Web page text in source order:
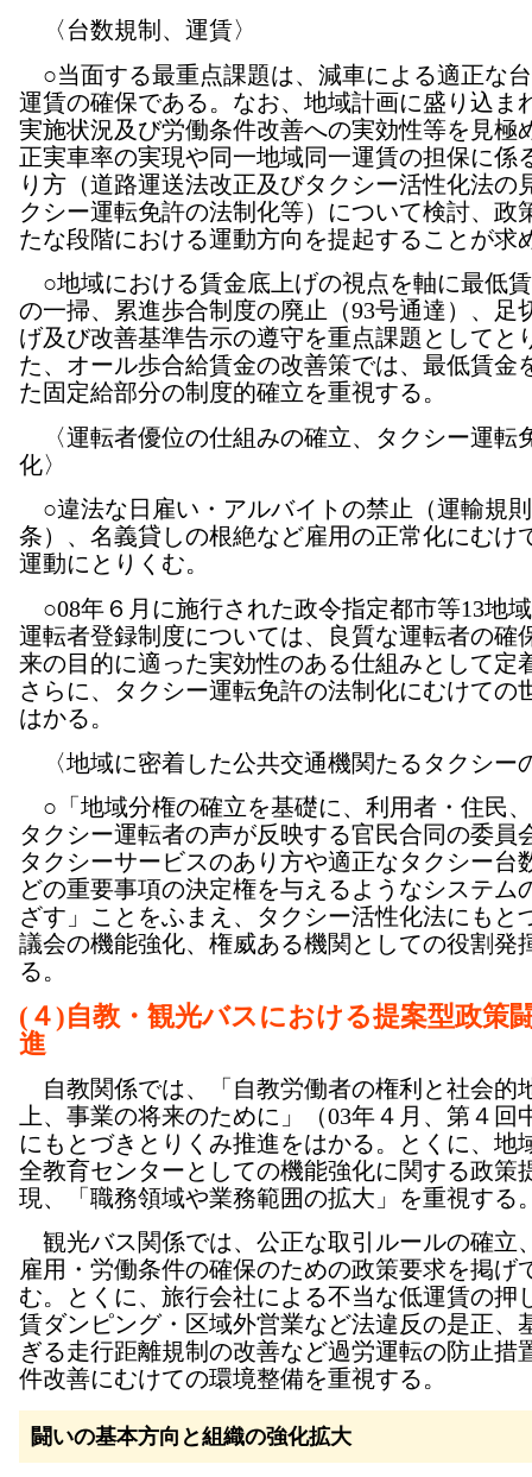
〈台数規制、運賃〉
○当面する最重点課題は、減車による適正な
運賃の確保である。なお、地域計画に盛り込ま
実施状況及び労働条件改善への実効性等を見極
正実車率の実現や同一地域同一運賃の担保に係
り方（道路運送法改正及びタクシー活性化法の
クシー運転免許の法制化等）について検討、政
たな段階における運動方向を提起することが求
○地域における賃金底上げの視点を軸に最低
の一掃、累進歩合制度の廃止（93号通達）、足
げ及び改善基準告示の遵守を重点課題としてと
た、オール歩合給賃金の改善策では、最低賃金
た固定給部分の制度的確立を重視する。
〈運転者優位の仕組みの確立、タクシー運転
化〉
○違法な日雇い・アルバイトの禁止（運輸規
条）、名義貸しの根絶など雇用の正常化にむけ
運動にとりくむ。
○08年６月に施行された政令指定都市等13地
運転者登録制度については、良質な運転者の確
来の目的に適った実効性のある仕組みとして定
さらに、タクシー運転免許の法制化にむけての
はかる。
〈地域に密着した公共交通機関たるタクシー
○「地域分権の確立を基礎に、利用者・住民
タクシー運転者の声が反映する官民合同の委員
タクシーサービスのあり方や適正なタクシー台
どの重要事項の決定権を与えるようなシステム
ざす」ことをふまえ、タクシー活性化法にもと
議会の機能強化、権威ある機関としての役割発
る。
(４)自教・観光バスにおける提案型政策
進
自教関係では、「自教労働者の権利と社会的
上、事業の将来のために」（03年４月、第４回
にもとづきとりくみ推進をはかる。とくに、地
全教育センターとしての機能強化に関する政策
現、「職務領域や業務範囲の拡大」を重視する
観光バス関係では、公正な取引ルールの確立
雇用・労働条件の確保のための政策要求を掲げ
む。とくに、旅行会社による不当な低運賃の押
賃ダンピング・区域外営業など法違反の是正、
ぎる走行距離規制の改善など過労運転の防止措
件改善にむけての環境整備を重視する。
闘いの基本方向と組織の強化拡大